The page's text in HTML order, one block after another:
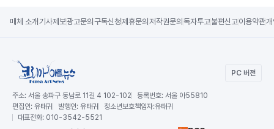
매체 소개 기사제보광고문의 구독신청제휴문의 저작권문의 독자투고불편신고이용약관
PC 버전
주소: 서울 송파구 동남로 11길 4 102-102 등록번호: 서울 아55810
편집인: 유태귀 발행인: 유태귀 청소년보호책임자:유태귀
대표전화: 010-3542-5521